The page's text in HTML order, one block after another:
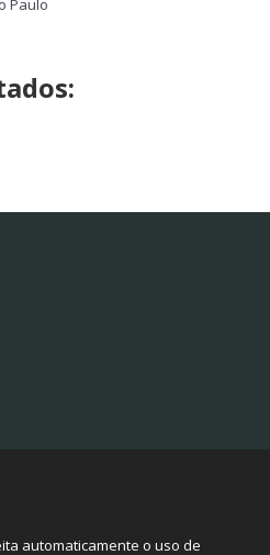
Paulo
automaticamente o uso de